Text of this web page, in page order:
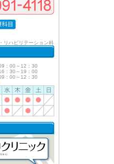
リハビリテーション科
00～12：30
～19：00
：00～12：30